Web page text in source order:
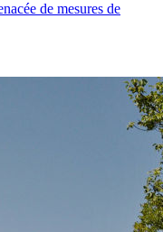
de mesures de